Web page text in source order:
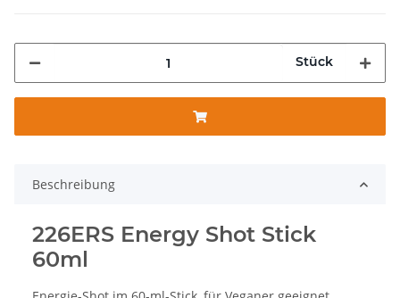
Stück
Beschreibung
226ERS Energy Shot Stick
60ml